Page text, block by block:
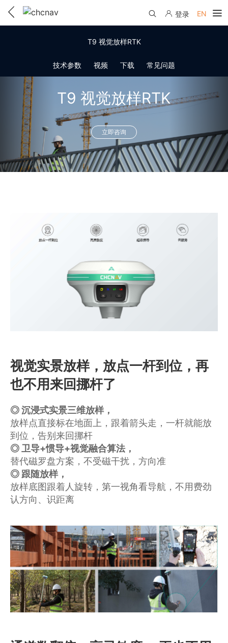
服务与支持
下载中心
教学视频
服务支持
线上自助寄修
帮助中心
测绘产品
联系我们
国内分支机构
国内授权经销
活动专区
资讯中心
商业道德与反腐败政策
登录 EN
T9 视觉放样RTK
技术参数 视频 下载 常见问题
T9 视觉放样RTK
立即咨询
视觉实景放样，放点一杆到位，再
也不用来回挪杆了
◎ 沉浸式实景三维放样，
放样点直接标在地面上，跟着箭头走，一杆就能放
到位，告别来回挪杆
◎ 卫导+惯导+视觉融合算法，
替代磁罗盘方案，不受磁干扰，方向准
◎ 跟随放样，
放样底图跟着人旋转，第一视角看导航，不用费劲
认方向、识距离